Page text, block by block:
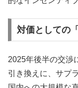
対価としての
2025年後半の交渉
引き換えに、サプ